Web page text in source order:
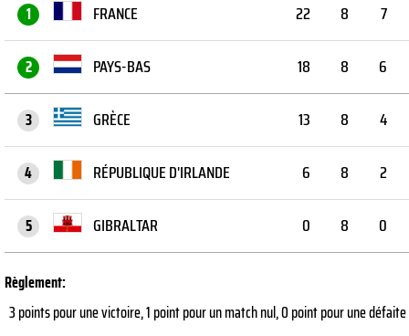
1 FRANCE
2 PAYS-BAS
3 GRÈCE
4 RÉPUBLIQUE D'IRLANDE
5 GIBRALTAR
22
8 7
18 8 6
13 8 4
6 8 2
0 8 0
Règlement:
3 points pour une victoire, 1 point pour un match nul, 0 point pour une défaite